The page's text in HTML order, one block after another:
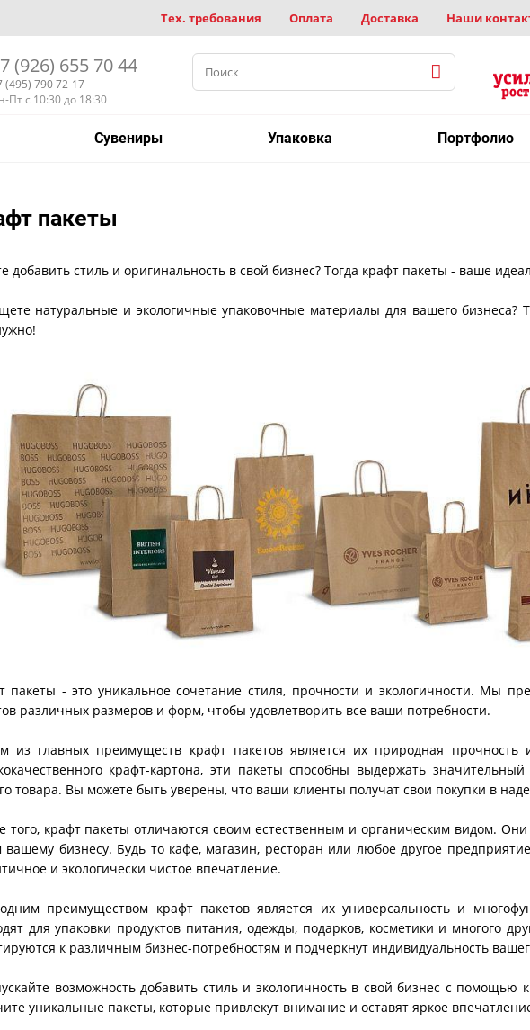
Тех. требования Оплата Доставка Наши
(926) 655 70 44
(495) 790 72-17
Пт с 10:30 до 18:30
Сувениры Упаковка Портфолио
пакеты
добавить стиль и оригинальность в свой бизнес? Тогда крафт пакеты - ваше
натуральные и экологичные упаковочные материалы для вашего бизнеса?
пакеты - это уникальное сочетание стиля, прочности и экологичности. Мы
различных размеров и форм, чтобы удовлетворить все ваши потребности.
из главных преимуществ крафт пакетов является их природная прочность
крафт-картона, эти пакеты способны выдержать
товара. Вы можете быть уверены, что ваши клиенты получат свои покупки в
того, крафт пакеты отличаются своим естественным и органическим видом.
бизнесу. Будь то кафе, магазин, ресторан или любое другое
и экологически чистое впечатление.
преимуществом крафт пакетов является их универсальность и
для упаковки продуктов питания, одежды, подарков, косметики и многого
к различным бизнес-потребностям и подчеркнут индивидуальность
возможность добавить стиль и экологичность в свой бизнес с помощью
уникальные пакеты, которые привлекут внимание и оставят яркое